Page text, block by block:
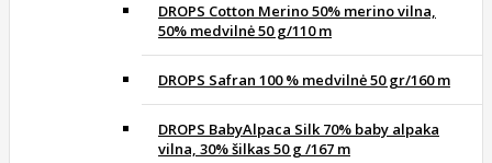
DROPS Cotton Merino 50% merino vilna,
50% medvilnė 50 g/110 m
DROPS Safran 100 % medvilnė 50 gr/160 m
DROPS BabyAlpaca Silk 70% baby alpaka
vilna, 30% šilkas 50 g /167 m